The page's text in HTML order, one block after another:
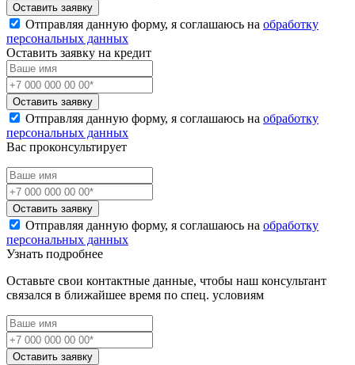
Оставить заявку
Отправляя данную форму, я соглашаюсь на обработку
персональных данных
Оставить заявку на кредит
Оставить заявку
Отправляя данную форму, я соглашаюсь на обработку
персональных данных
Вас проконсультирует
Оставить заявку
Отправляя данную форму, я соглашаюсь на обработку
персональных данных
Узнать подробнее
Оставьте свои контактные данные, чтобы наш консультант
связался в ближайшее время по спец. условиям
Оставить заявку